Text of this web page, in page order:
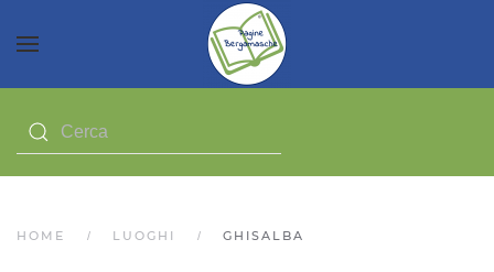
HOME LUOGHI GHISALBA